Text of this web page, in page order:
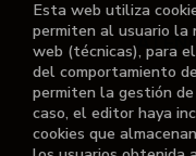
Esta web utiliza
permiten al usuario la
web (técnicas), para
del comportamiento
permiten la gestión
caso, el editor haya
cookies que